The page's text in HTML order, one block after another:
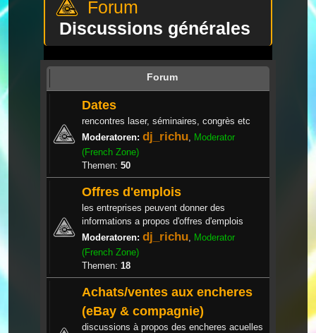
Discussions générales
Forum
Dates
rencontres laser, séminaires, congrès etc
Moderatoren: dj_richu Moderator
(French Zone)
Themen: 50
Offres d'emplois
les entreprises peuvent donner des
informations a propos d'offres d'emplois
Moderatoren: dj_richu Moderator
(French Zone)
Themen: 18
Achats/ventes aux encheres
(eBay & compagnie)
discussions à propos des encheres acuelles